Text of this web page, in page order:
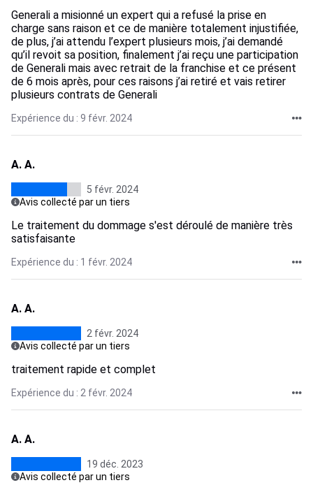
Generali a misionné un expert qui a refusé la prise en
charge sans raison et ce de manière totalement injustifiée,
de plus, j’ai attendu l’expert plusieurs mois, j’ai demandé
qu’il revoit sa position, finalement j’ai reçu une participation
de Generali mais avec retrait de la franchise et ce présent
de 6 mois après, pour ces raisons j’ai retiré et vais retirer
plusieurs contrats de Generali
Expérience du : 9 févr. 2024
A. A.
5 févr. 2024
Avis collecté par un tiers
Le traitement du dommage s'est déroulé de manière très
satisfaisante
Expérience du : 1 févr. 2024
A. A.
2 févr. 2024
Avis collecté par un tiers
traitement rapide et complet
Expérience du : 2 févr. 2024
A. A.
19 déc. 2023
Avis collecté par un tiers